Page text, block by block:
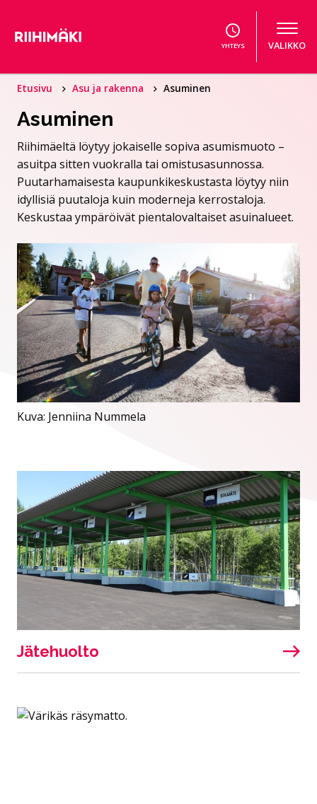
YHTEYS VALIKKO
Etusivu Asu ja rakenna Asuminen
Asuminen
Riihimäeltä löytyy jokaiselle sopiva asumismuoto –
asuitpa sitten vuokralla tai omistusasunnossa.
Puutarhamaisesta kaupunkikeskustasta löytyy niin
idyllisiä puutaloja kuin moderneja kerrostaloja.
Keskustaa ympäröivät pientalovaltaiset asuinalueet.
Kuva: Jenniina Nummela
Jätehuolto